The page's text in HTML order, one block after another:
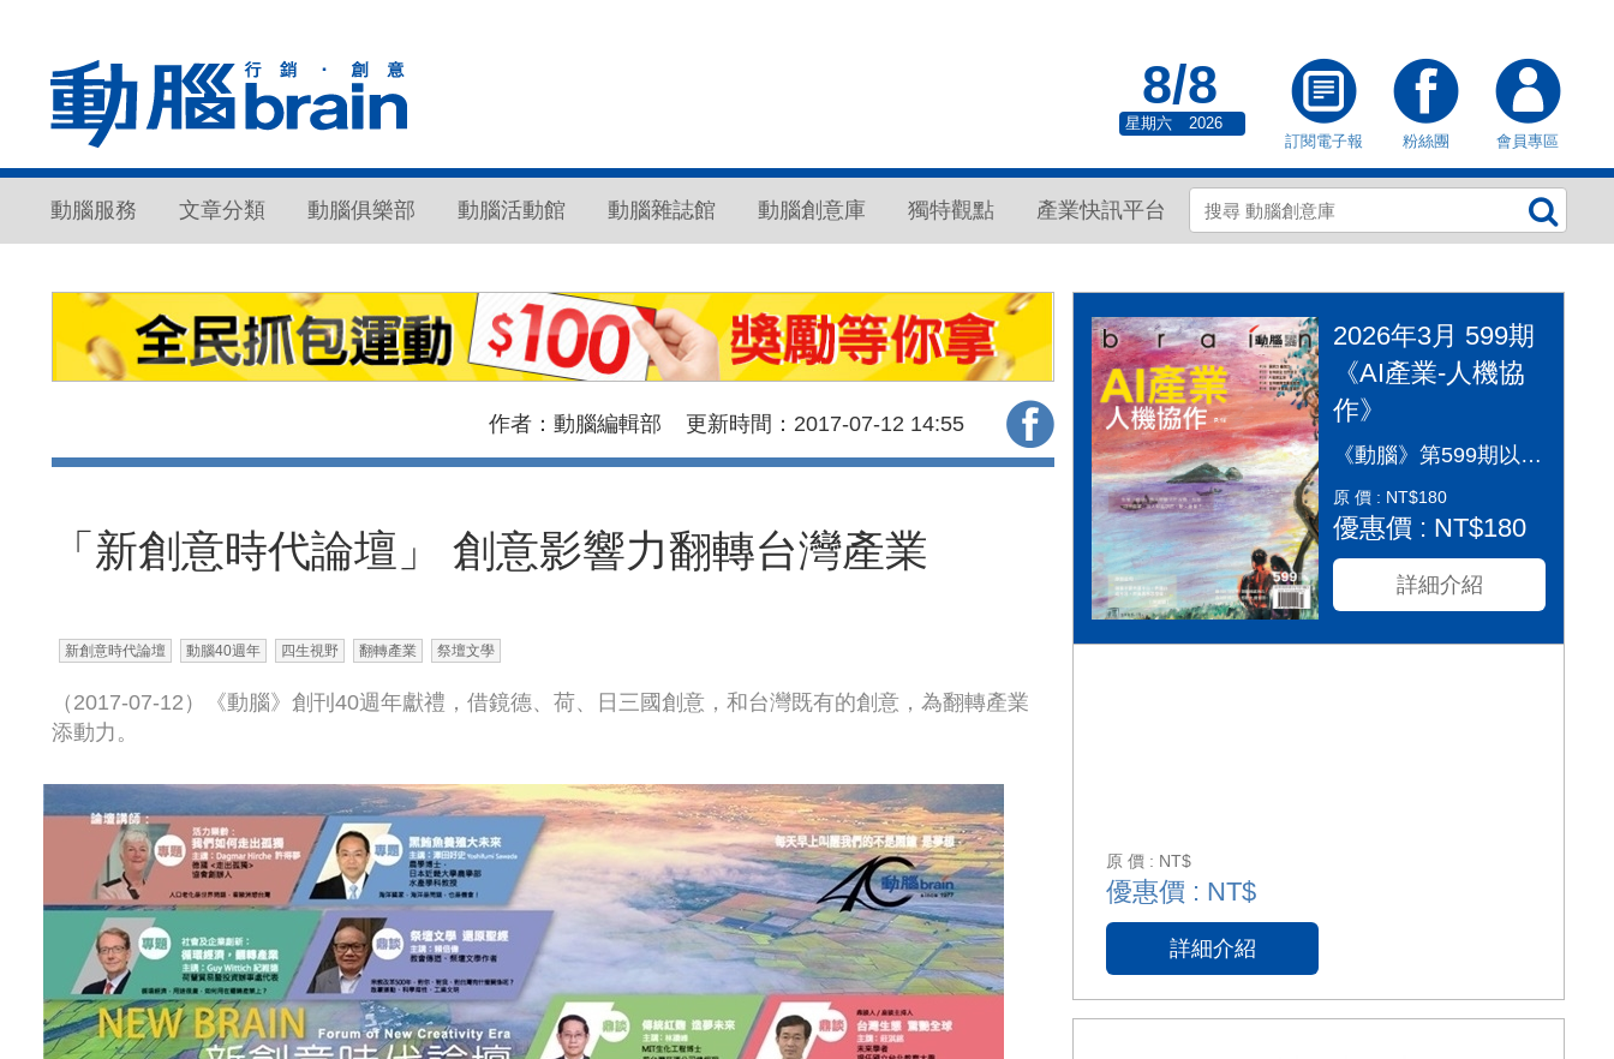
8/8
星期六
2026
訂閱電子報
粉絲團 會員專區
動腦服務 文章分類 動腦俱樂部 動腦活動館 動腦雜誌館 動腦創意庫 獨特觀點 產業快訊平台
作者：動腦編輯部 更新時間：2017-07-12 14:55
「新創意時代論壇」 創意影響力翻轉台灣產業
新創意時代論壇 動腦40週年 四生視野 翻轉產業 祭壇文學
（2017-07-12）《動腦》創刊40週年獻禮，借鏡德、荷、日三國創意，和台灣既有的創意，為翻轉產業
添動力。
2026年3月 599期
《AI產業-人機協
作》
《動腦》第599期以「AI產業：人機協作」為封面故事，探討AI從「造夢期」邁入「落地應用」的關鍵變革。本期深入剖析2026年AI產業全景，涵蓋代理型AI（Agentic AI）如何重塑顧客旅程、企業導入實戰指南及風險治理。透過專家觀點，解構從智慧金融到行銷流程的自動化轉型，並探討「人機協作」模式下，行銷人如何從軟體操作者轉變為AI指揮官，在矽基與碳基共存的時代，將算力轉化為驅動企業長期成長的關鍵動能，打造更有溫度的未來生活。
原 價 : NT$180
優惠價 : NT$180
詳細介紹
原 價 : NT$
優惠價 : NT$
詳細介紹